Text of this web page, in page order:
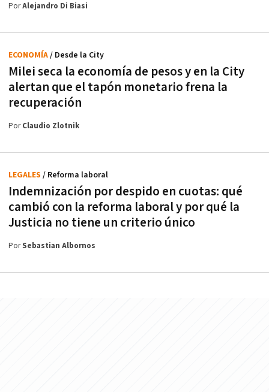
PorAlejandro Di Biasi
Milei seca la economía de pesos y en la City
alertan que el tapón monetario frena la
recuperación
ECONOMÍA/ Desde la City
PorClaudio Zlotnik
Indemnización por despido en cuotas: qué
cambió con la reforma laboral y por qué la
Justicia no tiene un criterio único
LEGALES / Reforma laboral
PorSebastian Albornos